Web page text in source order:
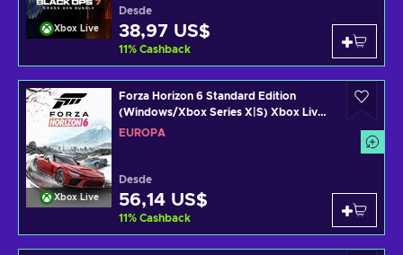
Xbox Live
Desde
38,97 US$
11% Cashback
Xbox Live
Forza Horizon 6 Standard Edition
(Windows/Xbox Series X|S) Xbox Live
Key EUROPE
EUROPA
Desde
56,14 US$
11% Cashback